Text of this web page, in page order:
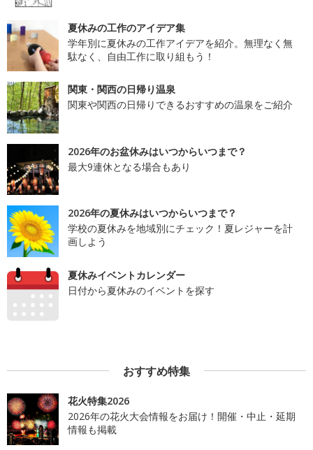
夏休みの工作のアイデア集
学年別に夏休みの工作アイデアを紹介。無理なく無
駄なく、自由工作に取り組もう！
関東・関西の日帰り温泉
関東や関西の日帰りできるおすすめの温泉をご紹介
2026年のお盆休みはいつからいつまで？
最大9連休となる場合もあり
2026年の夏休みはいつからいつまで？
学校の夏休みを地域別にチェック！夏レジャーを計
画しよう
夏休みイベントカレンダー
日付から夏休みのイベントを探す
おすすめ特集
花火特集2026
2026年の花火大会情報をお届け！開催・中止・延期
情報も掲載